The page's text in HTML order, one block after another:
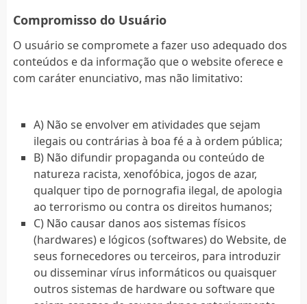
Compromisso do Usuário
O usuário se compromete a fazer uso adequado dos
conteúdos e da informação que o website oferece e
com caráter enunciativo, mas não limitativo:
A) Não se envolver em atividades que sejam
ilegais ou contrárias à boa fé a à ordem pública;
B) Não difundir propaganda ou conteúdo de
natureza racista, xenofóbica, jogos de azar,
qualquer tipo de pornografia ilegal, de apologia
ao terrorismo ou contra os direitos humanos;
C) Não causar danos aos sistemas físicos
(hardwares) e lógicos (softwares) do Website, de
seus fornecedores ou terceiros, para introduzir
ou disseminar vírus informáticos ou quaisquer
outros sistemas de hardware ou software que